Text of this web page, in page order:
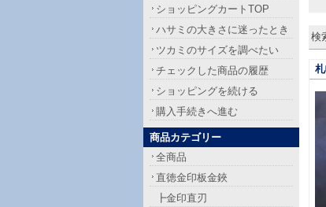
検
ショッピングカートTOP
ハサミの大きさに迷ったとき
ツカミのサイズを調べたい
チェックした商品の履歴
ショッピングを続ける
購入手続きへ進む
商品カテゴリー
全商品
直徳金印板金鋏
┣金印直刃